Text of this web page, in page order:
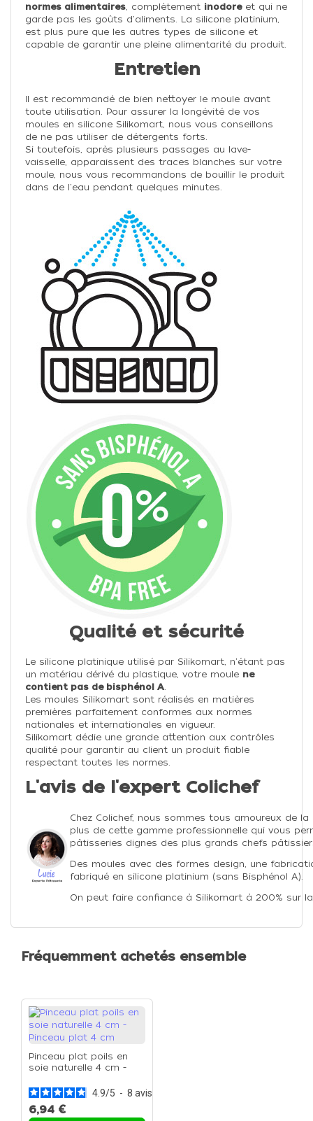
normes alimentaires , complètement inodoreet qui ne
garde pas les goûts d'aliments. La silicone platinium,
est plus pure que les autres types de silicone et
capable de garantir une pleine alimentarité du produit.
Entretien
Il est recommandé de bien nettoyer le moule avant
toute utilisation. Pour assurer la longévité de vos
moules en silicone Silikomart, nous vous conseillons
de ne pas utiliser de détergents forts.
Si toutefois, après plusieurs passages au lave-
vaisselle, apparaissent des traces blanches sur votre
moule, nous vous recommandons de bouillir le produit
dans de l'eau pendant quelques minutes.
Qualité et sécurité
Le silicone platinique utilisé par Silikomart, n'étant pas
un matériau dérivé du plastique, votre moule ne
contient pas de bisphénol A
Les moules Silikomart sont réalisés en matières
premières parfaitement conformes aux normes
nationales et internationales en vigueur.
Silikomart dédie une grande attention aux contrôles
qualité pour garantir au client un produit fiable
respectant toutes les normes.
L'avis de l'expert Colichef
Chez Colichef, nous sommes tous amoureux de
plus de cette gamme professionnelle qui vous
pâtisseries dignes des plus grands chefs
Des moules avec des formes design, une
fabriqué en silicone platinium (sans Bisphénol A).
On peut faire confiance à Silikomart à 200% sur
Fréquemment achetés ensemble
Pinceau plat poils en
soie naturelle 4 cm -
4.9/5 - 8 avis
6,94 €